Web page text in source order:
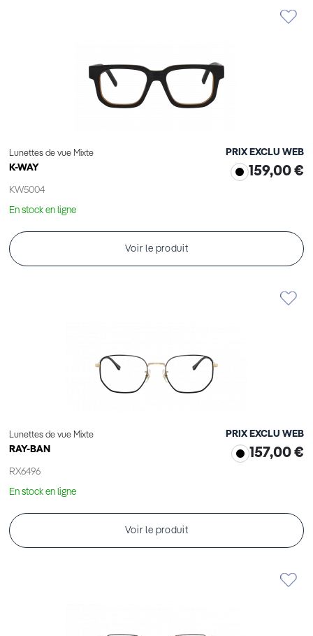
Lunettes de vue Mixte
K-WAY
KW5004
PRIX EXCLU WEB
159,00 €
En stock en ligne
Voir le produit
Lunettes de vue Mixte
RAY-BAN
RX6496
PRIX EXCLU WEB
157,00 €
En stock en ligne
Voir le produit